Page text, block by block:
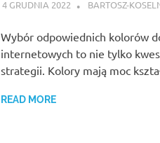
4 GRUDNIA 2022 BARTOSZ-
Wybór odpowiednich kolorów
internetowych to nie tylko
strategii. Kolory mają moc
READ MORE